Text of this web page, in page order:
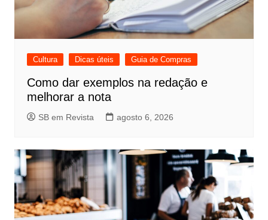
Cultura Dicas úteis Guia de Compras
Como dar exemplos na redação e
melhorar a nota
SB em Revista agosto 6, 2026